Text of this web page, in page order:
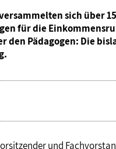
sich über
für die
den Pädagogen: Die
und